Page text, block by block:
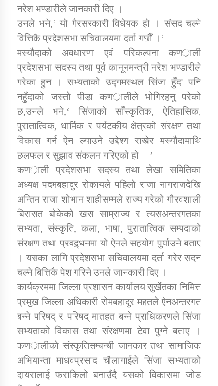
सामाजिक बिकास कार्यालय जुम्लाकाे सुचना
कार्यक्रम कार्यान्वयन एकाई जुम्लाको सुचना
कर्णाली प्राविधि शिक्षालय जुम्लाको सुचना
तातोपानी गाउँपालिकाको न्यायिक समिति सम्बन्धी सन्देश
तातोपानी गाउँपालिका जुम्लाको महिला तथा लैङ्गिक हिंसा
सम्बन्धी सूचना सन्देश
तातोपानी गाउँपालिका जुम्लाको महिनावारी सम्बन्धिकाे
सन्देश
नरेश भण्डारीले जानकारी दिए ।
उनले भने,‘ यो गैरसरकारी विधेयक हो । संसद चल्ने
वित्तिकै प्रदेशसभा सचिवालयमा दर्ता गर्छौं ।’
मस्यौदाको अवधारणा एवं परिकल्पना कणर्ाली
प्रदेशसभा सदस्य तथा पूर्व कानूनमन्त्री नरेश भण्डारीले
गरेका हुन । सभ्यताको उद्गमस्थल सिंजा हुँदा पनि
नहुँदाको जस्तो पीडा कणर्ालीले भोगिरहनु परेको
छ,उनले भने,‘ सिंजाको साँस्कृतिक, ऐतिहासिक,
पुरातात्विक, धार्मिक र पर्यटकीय क्षेत्रको संरक्षण तथा
विकास गर्न ऐन ल्याउने उद्देश्य राखेर मस्यौदामाथि
छलफल र सुझाव संकलन गरिएको हो । ’
कणर्ाली प्रदेशसभा सदस्य तथा लेखा समितिका
अध्यक्ष पदमबहादुर रोकायले पहिलो राजा नागराजदेखि
अन्तिम राजा शोभान शाहीसम्मले राज्य गरेको गौरवशाली
बिरासत बोकेको खस साम्राज्य र त्यसअन्तरगतका
सभ्यता, संस्कृति, कला, भाषा, पुरातात्विक सम्पदाको
संरक्षण तथा प्रवद्र्धनमा यो ऐनले सहयोग पुर्याउने बताए
। यसका लागि प्रदेशसभा सचिवालयमा दर्ता गरेर सदन
चल्ने बित्तिकै पेश गरिने उनले जानकारी दिए ।
कार्यक्रममा जिल्ला प्रशासन कार्यालय सुर्खेतका निमित्त
प्रमुख जिल्ला अधिकारी रोमबहादुर महतले ऐनअन्तरगत
बन्ने परिषद् र परिषद् मातहत बन्ने प्राधिकरणले सिंजा
सभ्यताको विकास तथा संरक्षणमा टेवा पुग्ने बताए ।
कणर्ालीको संस्कृतिसम्बन्धी जानकार तथा सामाजिक
अभियान्ता माधवप्रसाद चौलागाईले सिंजा सभ्यताको
दायरालाई फराकिलो बनाउँदै यसको विकासमा जोड